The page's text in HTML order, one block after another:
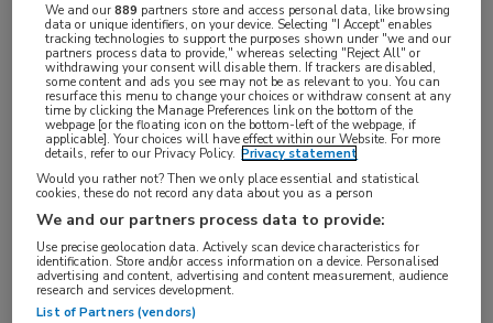
31-07-2026
Teamleider
Maandag, Breda
FUNCTIE
Teammanager
GGZ
OPLEIDINGSNIVEAU
HBO
We and our889 partners store and access personal data, like browsing
data or unique identifiers, on your device. Selecting "I Accept" enables
tracking technologies to support the purposes shown under "we and our
partners process data to provide," whereas selecting "Reject All" or
withdrawing your consent will disable them. If trackers are disabled,
some content and ads you see may not be as relevant to you. You can
resurface this menu to change your choices or withdraw consent at any
time by clicking the Manage Preferences link on the bottom of the
webpage [or the floating icon on the bottom-left of the webpage, if
applicable]. Your choices will have effect within our Website. For more
details, refer to our Privacy Policy. Privacy statement
Would you rather not? Then we only place essential and statistical
cookies, these do not record any data about you as a person
We and our partners process data to provide:
Use precise geolocation data. Actively scan device characteristics for
identification. Store and/or access information on a device. Personalised
advertising and content, advertising and content measurement, audience
research and services development.
List of Partners (vendors)